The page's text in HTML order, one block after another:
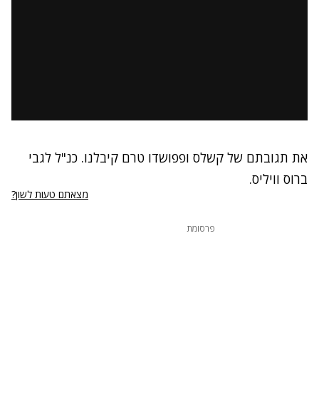
את תגובתם של קשלס ופפושדו טרם קיבלנו. כנ"ל לגבי
ברוס וויליס.
מצאתם טעות לשון?
פרסומת